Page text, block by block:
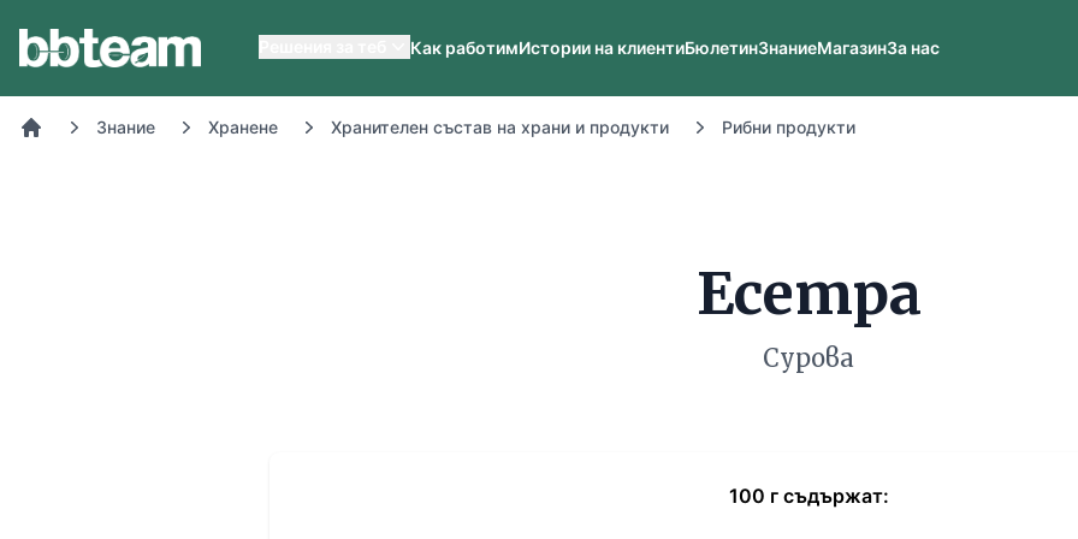
Как работимИстории на клиентиБюлетинЗнаниеМагазинЗа нас
Знание Хранене Хранителен състав на храни и продукти Рибни продукти
Есетра
Сурова
100 г съдържат: